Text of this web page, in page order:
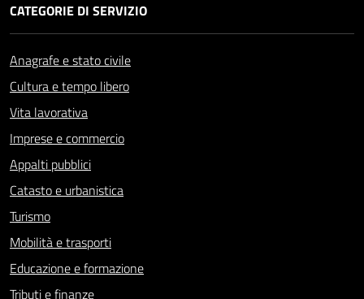
CATEGORIE DI SERVIZIO
Anagrafe e stato civile
Cultura e tempo libero
Vita lavorativa
Imprese e commercio
Appalti pubblici
Catasto e urbanistica
Turismo
Mobilità e trasporti
Educazione e formazione
Tributi e finanze